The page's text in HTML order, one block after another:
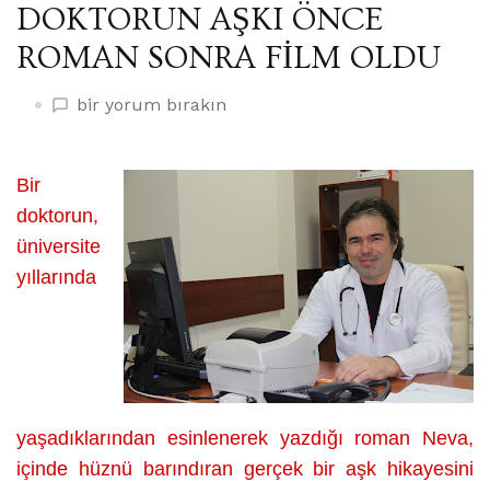
DOKTORUN AŞKI ÖNCE
ROMAN SONRA FİLM OLDU
DOKTORUN
SONRA
FİLM
üzerine
bir yorum bırakın
Bir
doktorun,
üniversite
yıllarında
yaşadıklarından esinlenerek yazdığı roman Neva,
içinde hüznü barındıran gerçek bir aşk hikayesini